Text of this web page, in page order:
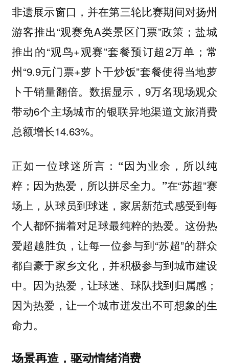
非遗展示窗口，并在第三轮比赛期间对扬州
游客推出“观赛免A类景区门票”政策；盐城
推出的“观鸟+观赛”套餐预订超2万单；常
州“9.9元门票+萝卜干炒饭”套餐使得当地萝
卜干销量翻倍。数据显示，9万名现场观众
带动6个主场城市的银联异地渠道文旅消费
总额增长14.63%。
正如一位球迷所言： “因为业余，所以纯
粹；因为热爱，所以拼尽全力。”在“苏超”赛
场上，从球员到球迷，家居新范式感受到每
个人都怀揣着对足球最纯粹的热爱。这份热
爱超越胜负，让每一位参与到“苏超”的群众
都自豪于家乡文化，并积极参与到城市建设
中。因为热爱，让球迷、球队找到归属感；
因为热爱，让一个城市迸发出不可想象的生
命力。
场景再造，驱动情绪消费